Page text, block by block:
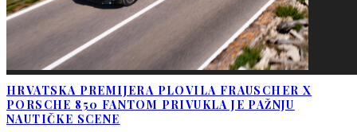
HRVATSKA PREMIJERA PLOVILA FRAUSCHER X
PORSCHE 850 FANTOM PRIVUKLA JE PAŽNJU
NAUTIČKE SCENE